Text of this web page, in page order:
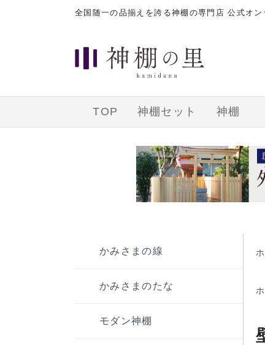
全国随一の品揃えを誇る神棚の専門店 公式オ
TOP 神棚セット 神棚
かみさまの線
かみさまのたな
モダン神棚